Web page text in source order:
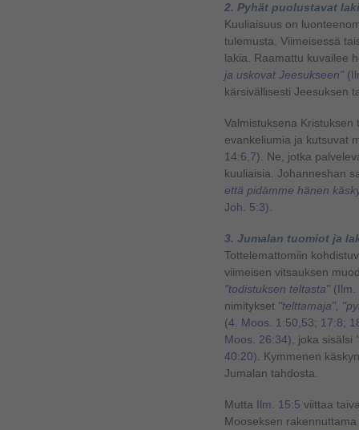
2. Pyhät puolustavat
Kuuliaisuus on
tulemusta. Viimeisessä
lakia. Raamattu kuvailee
ja uskovat Jeesukseen"
kärsivällisesti Jeesuksen
Valmistuksena
evankeliumia ja kutsuvat
14:6,7) . Ne, jotka
kuuliaisia. Johanneshan
että pidämme hänen
Joh. 5:3)
3. Jumalan tuomiot ja
Tottelemattomiin
viimeisen vitsauksen
"todistuksen teltasta" (Ilm.
nimitykset "telttamaja",
(4. Moos. 1:50,53; 17:8;
Moos. 26:34) , joka sisälsi
40:20) . Kymmenen
Jumalan tahdosta.
Mutta Ilm. 15:5 viittaa
Mooseksen